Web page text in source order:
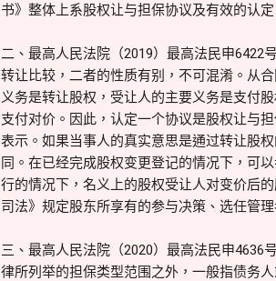
书》整体上系股权让与担保协议及有效的认
二、最高人民法院（2019）最高法民申6422
转让比较，二者的性质有别，不可混淆。从
义务是转让股权，受让人的主要义务是支付
支付对价。因此，认定一个协议是股权让与
表示。如果当事人的真实意思是通过转让股
同。在已经完成股权变更登记的情况下，可
行的情况下，名义上的股权受让人对变价后
司法》规定股东所享有的参与决策、选任管
三、最高人民法院（2020）最高法民申4636
律所列举的担保类型范围之外，一般指债务